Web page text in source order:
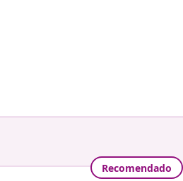
Recomendado